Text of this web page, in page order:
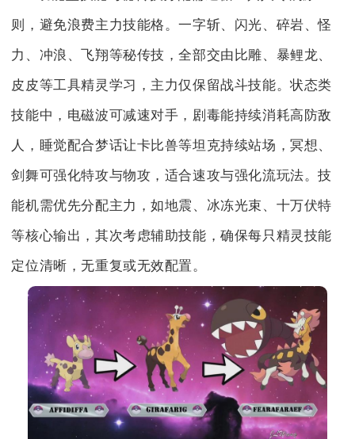
则，避免浪费主力技能格。一字斩、闪光、碎岩、怪
力、冲浪、飞翔等秘传技，全部交由比雕、暴鲤龙、
皮皮等工具精灵学习，主力仅保留战斗技能。状态类
技能中，电磁波可减速对手，剧毒能持续消耗高防敌
人，睡觉配合梦话让卡比兽等坦克持续站场，冥想、
剑舞可强化特攻与物攻，适合速攻与强化流玩法。技
能机需优先分配主力，如地震、冰冻光束、十万伏特
等核心输出，其次考虑辅助技能，确保每只精灵技能
定位清晰，无重复或无效配置。